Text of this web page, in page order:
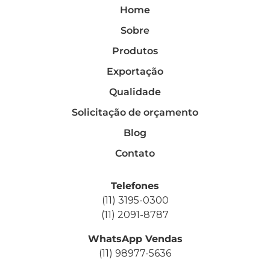
Home
Sobre
Produtos
Exportação
Qualidade
Solicitação de orçamento
Blog
Contato
Telefones
(11) 3195-0300
(11) 2091-8787
WhatsApp Vendas
(11) 98977-5636